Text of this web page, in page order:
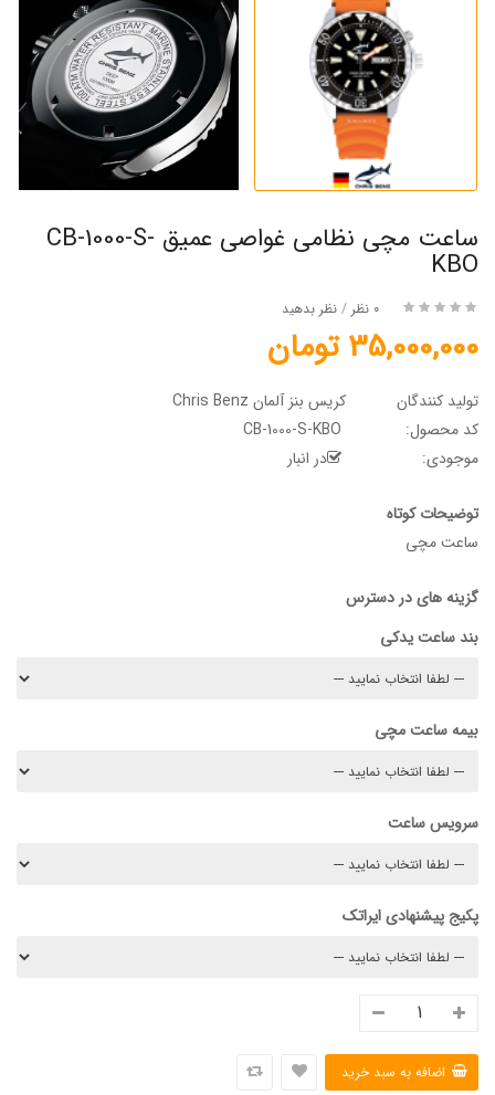
ساعت مچی نظامی غواصی عمیق CB-1000-S-
KBO
0 نظر / نظر بدهید
35,000,000 تومان
تولید کنندگان
کریس بنز آلمان Chris Benz
کد محصول:
موجودی:
در انبار
توضیحات کوتاه
ساعت مچی
گزینه های در دسترس
بند ساعت یدکی
بیمه ساعت مچی
سرویس ساعت
پکیج پیشنهادی ایراتک